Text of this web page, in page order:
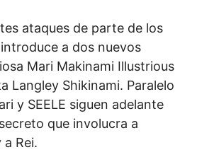
ataques de parte de los
introduce a dos nuevos
Mari Makinami Illustrious
Langley Shikinami. Paralelo
y SEELE siguen adelante
que involucra a
a Rei.